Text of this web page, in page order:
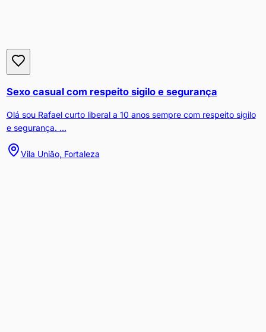
Sexo casual com respeito sigilo e segurança
Olá sou Rafael curto liberal a 10 anos sempre com respeito sigilo
e segurança. ...
Vila União, Fortaleza